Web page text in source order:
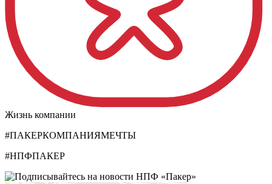
Жизнь компании
#ПАКЕРКОМПАНИЯМЕЧТЫ
#НПФПАКЕР